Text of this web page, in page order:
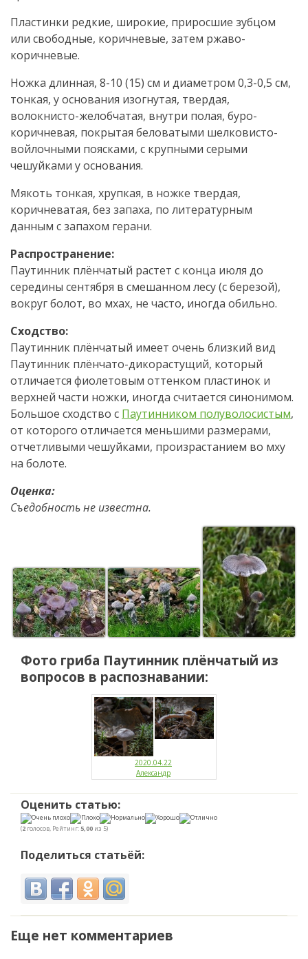
Пластинки редкие, широкие, приросшие зубцом
или свободные, коричневые, затем ржаво-
коричневые.
Ножка длинная, 8-10 (15) см и диаметром 0,3-0,5 см,
тонкая, у основания изогнутая, твердая,
волокнисто-желобчатая, внутри полая, буро-
коричневая, покрытая беловатыми шелковисто-
войлочными поясками, с крупными серыми
чешуйками у основания.
Мякоть тонкая, хрупкая, в ножке твердая,
коричневатая, без запаха, по литературным
данным с запахом герани.
Распространение:
Паутинник плёнчатый растет с конца июля до
середины сентября в смешанном лесу (с березой),
вокруг болот, во мхах, не часто, иногда обильно.
Сходство:
Паутинник плёнчатый имеет очень близкий вид
Паутинник плёнчато-дикорастущий, который
отличается фиолетовым оттенком пластинок и
верхней части ножки, иногда считается синонимом.
Большое сходство с Паутинником полуволосистым,
от которого отличается меньшими размерами,
отчетливыми чешуйками, произрастанием во мху
на болоте.
Оценка:
Съедобность не известна.
Фото гриба Паутинник плёнчатый из
вопросов в распознавании:
2020.04.22
Александр
Оценить статью:
(2 голосов, Рейтинг: 5,00 из 5)
Поделиться статьёй:
Еще нет комментариев